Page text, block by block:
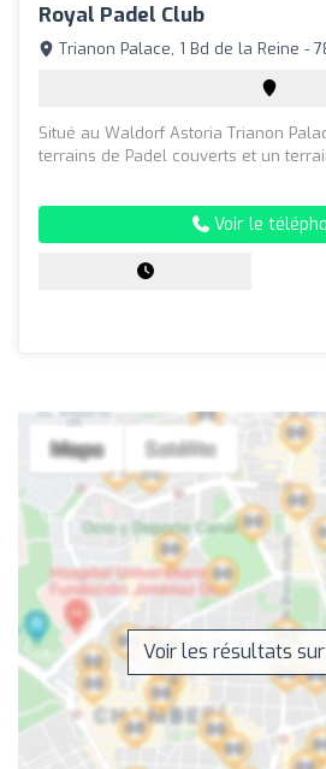
Royal Padel Club
Trianon Palace, 1 Bd de la Reine -
Situé au Waldorf Astoria Trianon
terrains de Padel couverts et un
Voir le
Voir les résultats